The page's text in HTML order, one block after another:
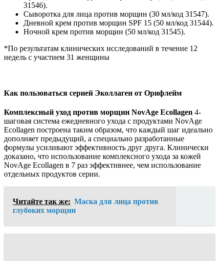
31546).
Сыворотка для лица против морщин (30 мл/код 31547).
Дневной крем против морщин SPF 15 (50 мл/код 31544).
Ночной крем против морщин (50 мл/код 31545).
*По результатам клинических исследований в течение 12
недель с участием 31 женщины
Как пользоваться серией Эколлаген от Орифлейм
Комплексный уход против морщин NovAge Ecollagen 4-
шаговая система ежедневного ухода с продуктами NovAge
Ecollagen построена таким образом, что каждый шаг идеально
дополняет предыдущий, а специально разработанные
формулы усиливают эффективность друг друга. Клинически
доказано, что использование комплексного ухода за кожей
NovAge Ecollagen в 7 раз эффективнее, чем использование
отдельных продуктов серии.
Читайте так же: Маска для лица против
глубоких морщин